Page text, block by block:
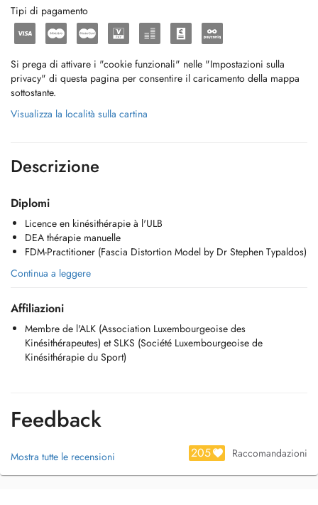
Tipi di pagamento
Si prega di attivare i "cookie funzionali" nelle "Impostazioni sulla
privacy" di questa pagina per consentire il caricamento della mappa
sottostante.
Visualizza la località sulla cartina
Descrizione
Diplomi
Licence en kinésithérapie à l'ULB
DEA thérapie manuelle
FDM-Practitioner (Fascia Distortion Model by Dr Stephen Typaldos)
Continua a leggere
Affiliazioni
Membre de l'ALK (Association Luxembourgeoise des
Kinésithérapeutes) et SLKS (Société Luxembourgeoise de
Kinésithérapie du Sport)
Feedback
Mostra tutte le recensioni 205 Raccomandazioni